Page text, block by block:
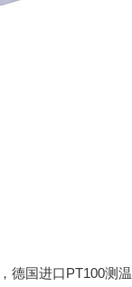
德国进口PT100测